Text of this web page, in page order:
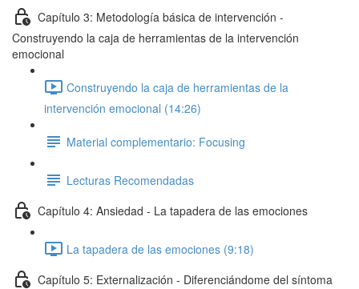
Capítulo 3: Metodología básica de intervención -
Construyendo la caja de herramientas de la intervención
emocional
Construyendo la caja de herramientas de la
intervención emocional (14:26)
Material complementario: Focusing
Lecturas Recomendadas
Capítulo 4: Ansiedad - La tapadera de las emociones
La tapadera de las emociones (9:18)
Capítulo 5: Externalización - Diferenciándome del síntoma